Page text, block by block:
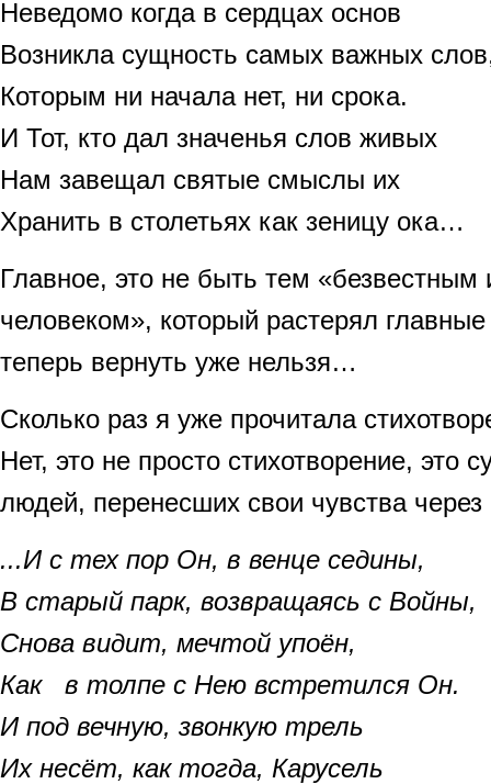
Неведомо когда в сердцах основ
Возникла сущность самых важных
Которым ни начала нет, ни срока.
И Тот, кто дал значенья слов живых
Нам завещал святые смыслы их
Хранить в столетьях как зеницу ока…
Главное, это не быть тем
человеком», который растерял
теперь вернуть уже нельзя…
Сколько раз я уже прочитала
Нет, это не просто стихотворение, это
людей, перенесших свои чувства через
...И с тех пор Он, в венце седины,
В старый парк, возвращаясь с Войны,
Снова видит, мечтой упоён,
Как в толпе с Нею встретился Он.
И под вечную, звонкую трель
Их несёт, как тогда, Карусель